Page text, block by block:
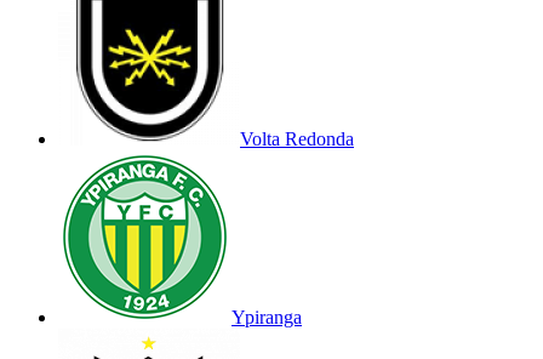
Volta Redonda
Ypiranga